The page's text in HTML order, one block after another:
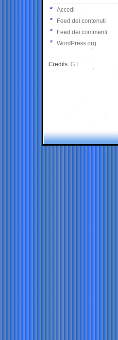
Accedi
Feed dei contenuti
Feed dei commenti
WordPress.org
Credits: G.I